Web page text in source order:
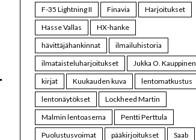
F-35 Lightning II
Finavia
Harjoitukset
Hasse Vallas
HX-hanke
hävittäjähankinnat
ilmailuhistoria
ilmataisteluharjoitukset
Jukka O. Kauppinen
kirjat
Kuukauden kuva
lentomatkustus
lentonäytökset
Lockheed Martin
Malmin lentoasema
Pentti Perttula
Puolustusvoimat
pääkirjoitukset
Saab